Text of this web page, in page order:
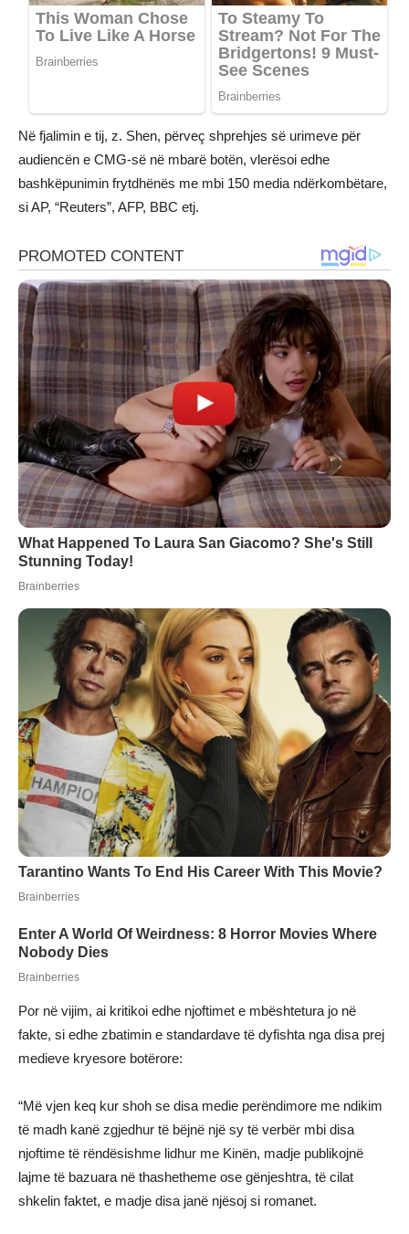
Në fjalimin e tij, z. Shen, përveç shprehjes së urimeve për
audiencën e CMG-së në mbarë botën, vlerësoi edhe
bashkëpunimin frytdhënës me mbi 150 media ndërkombëtare,
si AP, “Reuters”, AFP, BBC etj.
Por në vijim, ai kritikoi edhe njoftimet e mbështetura jo në
fakte, si edhe zbatimin e standardave të dyfishta nga disa prej
medieve kryesore botërore:
“Më vjen keq kur shoh se disa medie perëndimore me ndikim
të madh kanë zgjedhur të bëjnë një sy të verbër mbi disa
njoftime të rëndësishme lidhur me Kinën, madje publikojnë
lajme të bazuara në thashetheme ose gënjeshtra, të cilat
shkelin faktet, e madje disa janë njësoj si romanet.